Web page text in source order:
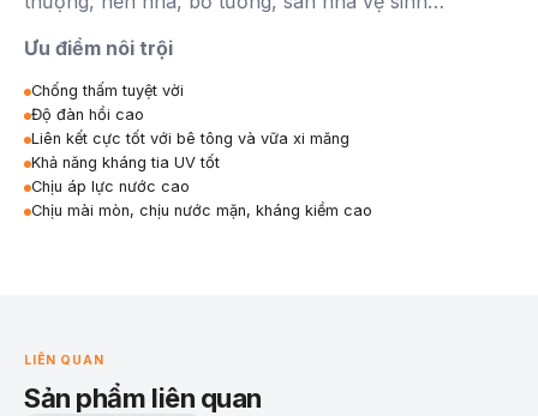
Ưu điểm nôi trội
Chống thấm tuyệt vời
Độ đàn hồi cao
Liên kết cực tốt với bê tông và vữa xi măng
Khả năng kháng tia UV tốt
Chịu áp lực nước cao
Chịu mài mòn, chịu nước mặn, kháng kiềm cao
LIÊN QUAN
Sản phẩm liên quan